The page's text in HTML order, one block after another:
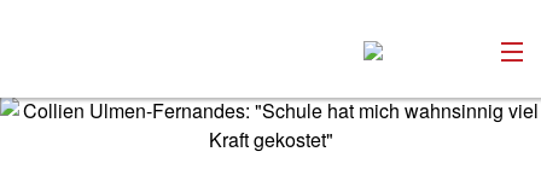
Versenden